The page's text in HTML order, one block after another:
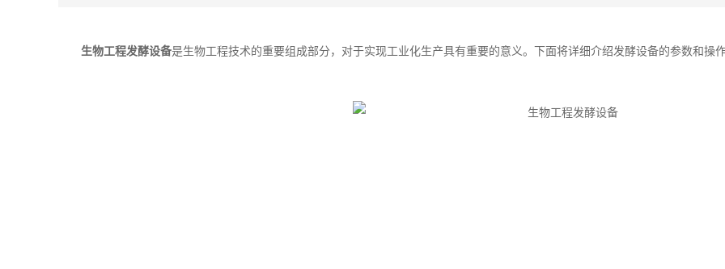
生物工程发酵设备是生物工程技术的重要组成部分，对于实现工业化生产具有重要的意义。下面将详细介绍发酵设备的参数和操